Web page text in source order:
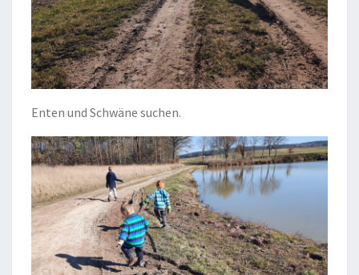
Enten und Schwäne suchen.